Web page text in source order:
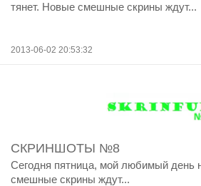
тянет. Новые смешные скрины ждут...
2013-06-02 20:53:32
СКРИНШОТЫ №8
Сегодня пятница, мой любимый день
смешные скрины ждут...